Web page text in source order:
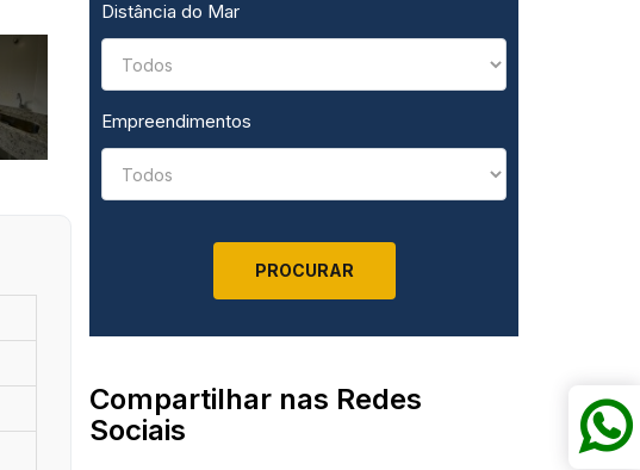
Distância do Mar
Empreendimentos
Compartilhar nas Redes
Sociais